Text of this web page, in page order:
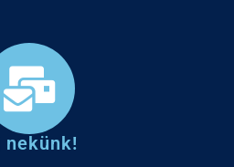
nekünk!